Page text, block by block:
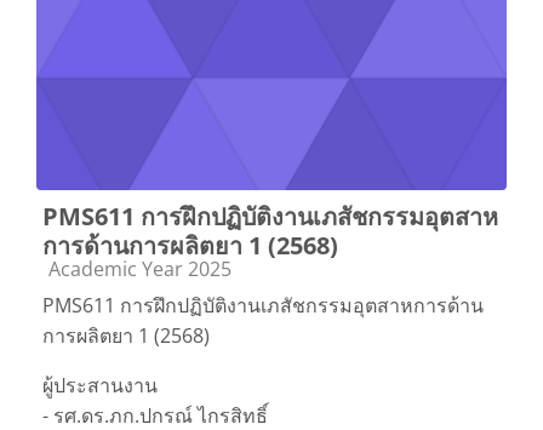
PMS611 การฝึกปฏิบัติงานเภสัชกรรมอุตสาห
การด้านการผลิตยา 1 (2568)
Course category
Academic Year 2025
PMS611 การฝึกปฏิบัติงานเภสัชกรรมอุตสาหการด้าน
การผลิตยา 1 (2568)
ผู้ประสานงาน
- รศ.ดร.ภก.ปกรณ์ ไกรสิทธิ์